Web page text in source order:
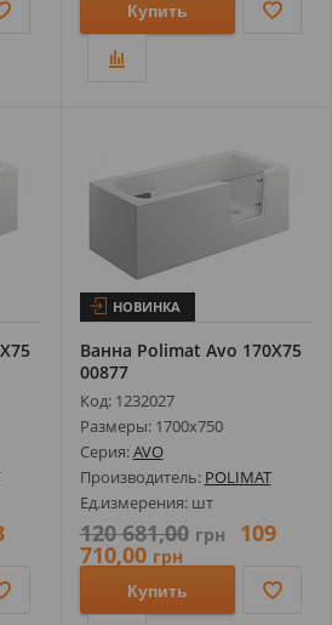
Купить
НОВИНКА
Ванна Polimat Avo 170X75
00877
Код: 1232027
Размеры: 1700х750
Серия:AVO
Производитель: POLIMAT
Ед.измерения: шт
120 681,00 грн 109
710,00 грн
Купить